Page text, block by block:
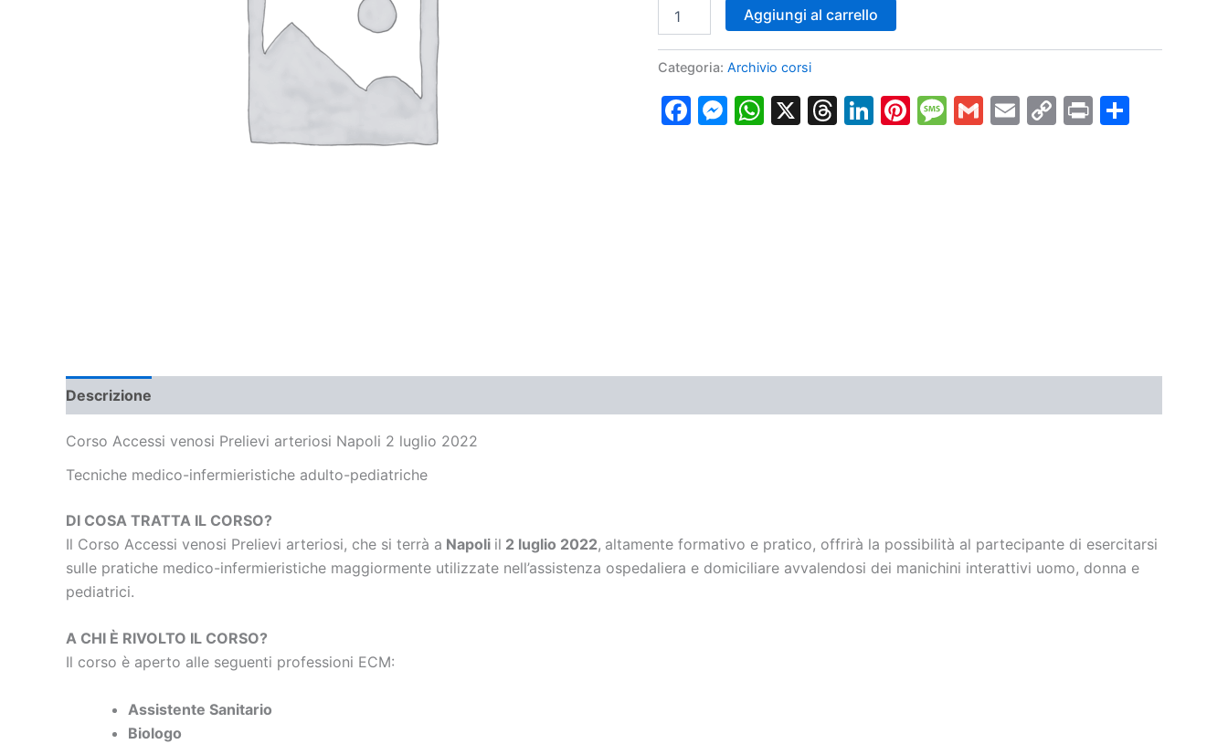
Accessi
Prelievi
arteriosi
Napoli
Aggiungi al carrello
Categoria: Archivio corsi
Facebook
Messenger
WhatsApp
X Threads
LinkedIn
Pinterest
Message
GmailEmailCopy
Print
Descrizione
Corso Accessi venosi Prelievi arteriosi Napoli 2 luglio 2022
Tecniche medico-infermieristiche adulto-pediatriche
DI COSA TRATTA IL CORSO?
Il Corso Accessi venosi Prelievi arteriosi, che si terrà a Napoli il 2 luglio 2022, altamente formativo e pratico, offrirà la possibilità al partecipante di esercitarsi
sulle pratiche medico-infermieristiche maggiormente utilizzate nell’assistenza ospedaliera e domiciliare avvalendosi dei manichini interattivi uomo, donna e
pediatrici.
A CHI È RIVOLTO IL CORSO?
Il corso è aperto alle seguenti professioni ECM:
Assistente Sanitario
Biologo